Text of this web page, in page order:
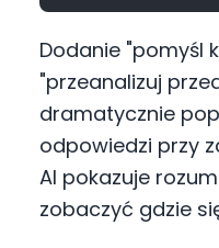
Dodanie "pomyśl
"przeanalizuj
dramatycznie
odpowiedzi przy
AI pokazuje
zobaczyć gdzie